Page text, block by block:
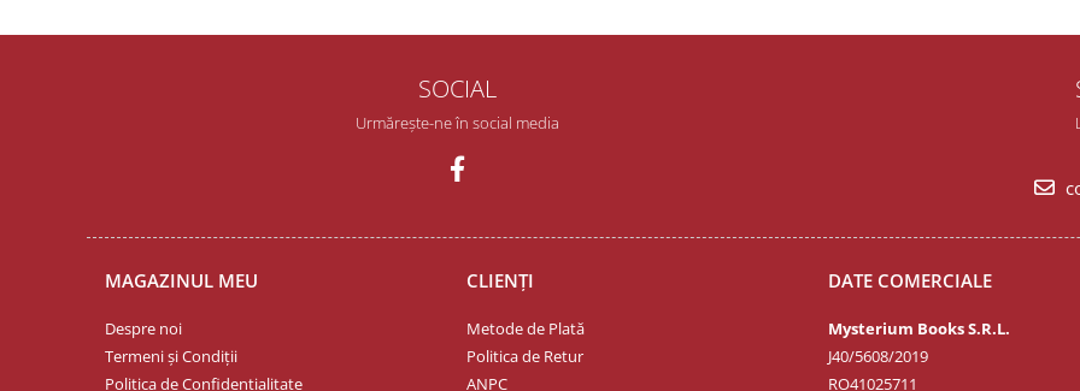
SOCIAL
Urmărește-ne în social media
MAGAZINUL MEU
Despre noi
Termeni și Condiții
Politica de Confidentialitate
CLIENȚI
Metode de Plată
Politica de Retur
ANPC
DATE COMERCIALE
Mysterium Books S.R.L.
J40/5608/2019
RO41025711